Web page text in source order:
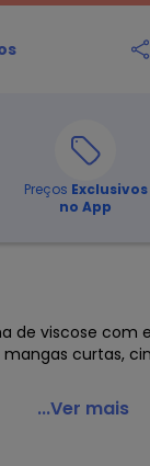
Preços Exclusivos
no App
de viscose com
curtas,
Verde Longo
...Ver mais